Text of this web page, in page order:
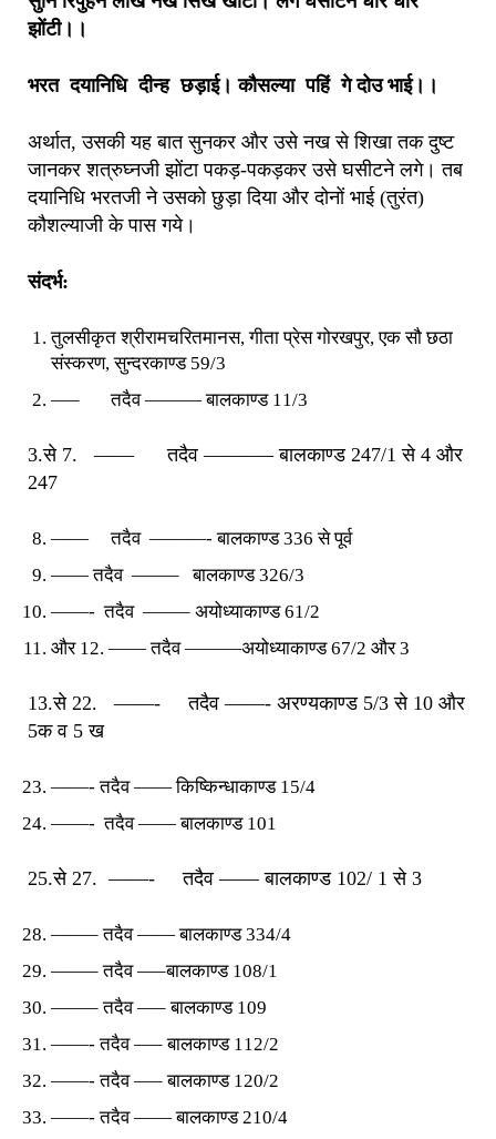
झोंटी।।
भरत दयानिधि दीन्ह छड़ाई। कौसल्या पहिं गे दोउ भाई।।
अर्थात, उसकी यह बात सुनकर और उसे नख से शिखा तक दुष्ट
जानकर शत्रुघ्नजी झोंटा पकड़-पकड़कर उसे घसीटने लगे। तब
दयानिधि भरतजी ने उसको छुड़ा दिया और दोनों भाई (तुरंत)
कौशल्याजी के पास गये।
संदर्भ:
तुलसीकृत श्रीरामचरितमानस, गीता प्रेस गोरखपुर, एक सौ छठा
संस्करण, सुन्दरकाण्ड 59/3
—– तदैव ——— बालकाण्ड 11/3
3.से 7. —— तदैव ———– बालकाण्ड 247/1 से 4 और
247
—— तदैव ———- बालकाण्ड 336 से पूर्व
—— तदैव ——– बालकाण्ड 326/3
——- तदैव ——– अयोध्याकाण्ड 61/2
और 12. —— तदैव ———अयोध्याकाण्ड 67/2 और 3
13.से 22. ——- तदैव ——- अरण्यकाण्ड 5/3 से 10 और
5क व 5 ख
——- तदैव —— किष्किन्धाकाण्ड 15/4
——- तदैव —— बालकाण्ड 101
25.से 27. ——- तदैव —— बालकाण्ड 102/ 1 से 3
——– तदैव —— बालकाण्ड 334/4
——– तदैव —–बालकाण्ड 108/1
——– तदैव —– बालकाण्ड 109
——- तदैव —– बालकाण्ड 112/2
——- तदैव —– बालकाण्ड 120/2
——- तदैव —— बालकाण्ड 210/4